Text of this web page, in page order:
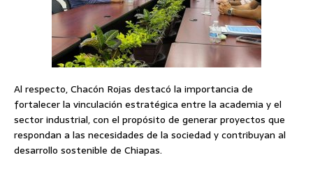
Al respecto, Chacón Rojas destacó la importancia de
fortalecer la vinculación estratégica entre la academia y el
sector industrial, con el propósito de generar proyectos que
respondan a las necesidades de la sociedad y contribuyan al
desarrollo sostenible de Chiapas.